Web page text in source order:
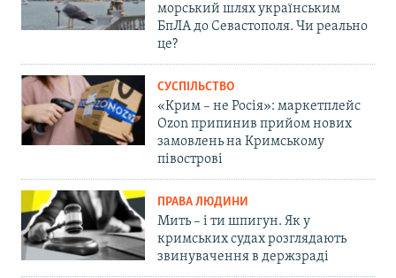
морський шлях українським
БпЛА до Севастополя. Чи реально
це?
СУСПІЛЬСТВО
«Крим – не Росія»: маркетплейс
Ozon припинив прийом нових
замовлень на Кримському
півострові
ПРАВА ЛЮДИНИ
Мить – і ти шпигун. Як у
кримських судах розглядають
звинувачення в держзраді